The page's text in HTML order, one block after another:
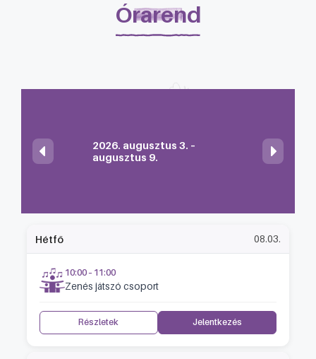
Órarend
2026. augusztus 3. –
augusztus 9.
Hétfő 08.03.
10:00 – 11:00
Zenés játszó csoport
Részletek Jelentkezés